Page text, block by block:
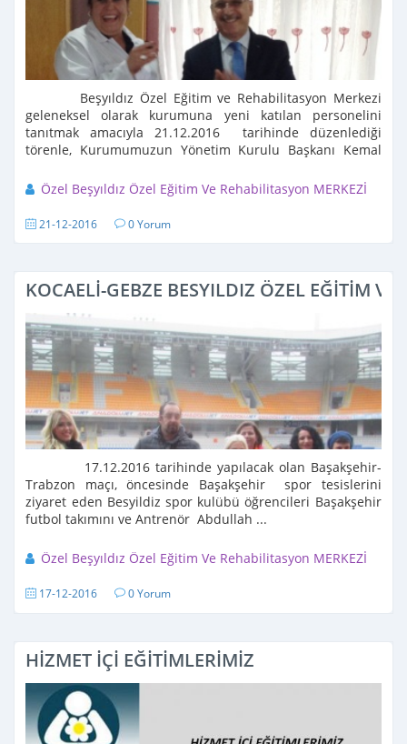
Beşyıldız Özel Eğitim ve Rehabilitasyon Merkezi
geleneksel olarak kurumuna yeni katılan personelini
tanıtmak amacıyla 21.12.2016 tarihinde düzenlediği
törenle, Kurumumuzun Yönetim Kurulu Başkanı Kemal
Özel Beşyıldız Özel Eğitim Ve Rehabilitasyon MERKEZİ
21-12-2016 0 Yorum
KOCAELİ-GEBZE BESYILDIZ ÖZEL EĞİTİM
17.12.2016 tarihinde yapılacak olan Başakşehir-
Trabzon maçı, öncesinde Başakşehir spor tesislerini
ziyaret eden Besyildiz spor kulübü öğrencileri Başakşehir
futbol takımını ve Antrenör Abdullah ...
Özel Beşyıldız Özel Eğitim Ve Rehabilitasyon MERKEZİ
17-12-2016 0 Yorum
HİZMET İÇİ EĞİTİMLERİMİZ